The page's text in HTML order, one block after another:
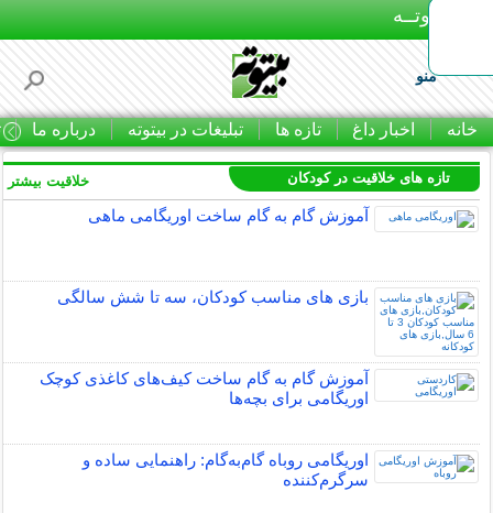
بـیتوتــه
منو
خانه اخبار داغ تازه ها تبلیغات در بیتوته درباره ما
تازه های خلاقیت در کودکان
آموزش گام به گام ساخت اوریگامی ماهی
بازی های مناسب کودکان، سه تا شش سالگی
آموزش گام به گام ساخت کیف‌های کاغذی کوچک
اوریگامی برای بچه‌ها
اوریگامی روباه گام‌به‌گام: راهنمایی ساده و
سرگرم‌کننده
خلاقیت بیشتر